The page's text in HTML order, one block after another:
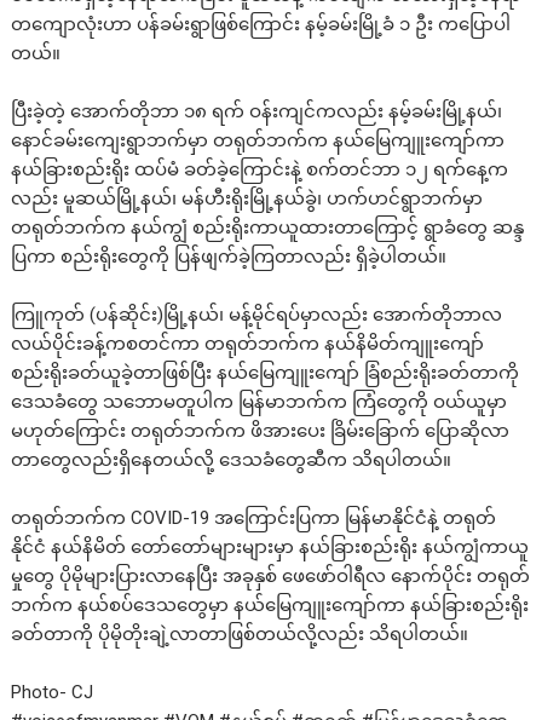
တကျောလုံးဟာ ပန်ခမ်းရွာဖြစ်ကြောင်း နမ့်ခမ်းမြို့ခံ ၁ ဦး ကပြောပါ
တယ်။
ပြီးခဲ့တဲ့ အောက်တိုဘာ ၁၈ ရက် ဝန်းကျင်ကလည်း နမ့်ခမ်းမြို့နယ်၊
နောင်ခမ်းကျေးရွာဘက်မှာ တရုတ်ဘက်က နယ်မြေကျူးကျော်ကာ
နယ်ခြားစည်းရိုး ထပ်မံ ခတ်ခဲ့ကြောင်းနဲ့ စက်တင်ဘာ ၁၂ ရက်နေ့က
လည်း မူဆယ်မြို့နယ်၊ မန်ဟီးရိုးမြို့နယ်ခွဲ၊ ဟက်ဟင်ရွာဘက်မှာ
တရုတ်ဘက်က နယ်ကျွံ စည်းရိုးကာယူထားတာကြောင့် ရွာခံတွေ ဆန္ဒ
ပြကာ စည်းရိုးတွေကို ပြန်ဖျက်ခဲ့ကြတာလည်း ရှိခဲ့ပါတယ်။
ကြူကုတ် (ပန်ဆိုင်း)မြို့နယ်၊ မန့်မိုင်ရပ်မှာလည်း အောက်တိုဘာလ
လယ်ပိုင်းခန့်ကစတင်ကာ တရုတ်ဘက်က နယ်နိမိတ်ကျူးကျော်
စည်းရိုးခတ်ယူခဲ့တာဖြစ်ပြီး နယ်မြေကျူးကျော် ခြံစည်းရိုးခတ်တာကို
ဒေသခံတွေ သဘောမတူပါက မြန်မာဘက်က ကြံတွေကို ဝယ်ယူမှာ
မဟုတ်ကြောင်း တရုတ်ဘက်က ဖိအားပေး ခြိမ်းခြောက် ပြောဆိုလာ
တာတွေလည်းရှိနေတယ်လို့ ဒေသခံတွေဆီက သိရပါတယ်။
တရုတ်ဘက်က COVID-19 အကြောင်းပြကာ မြန်မာနိုင်ငံနဲ့ တရုတ်
နိုင်ငံ နယ်နိမိတ် တော်တော်များများမှာ နယ်ခြားစည်းရိုး နယ်ကျွံကာယူ
မှုတွေ ပိုမိုများပြားလာနေပြီး အခုနှစ် ဖေဖော်ဝါရီလ နောက်ပိုင်း တရုတ်
ဘက်က နယ်စပ်ဒေသတွေမှာ နယ်မြေကျူးကျော်ကာ နယ်ခြားစည်းရိုး
ခတ်တာကို ပိုမိုတိုးချဲ့လာတာဖြစ်တယ်လို့လည်း သိရပါတယ်။
Photo- CJ